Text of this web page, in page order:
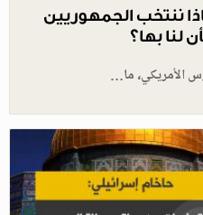
ننتخب الجمهوريين
لنا بها؟
الأمريكي، ما…